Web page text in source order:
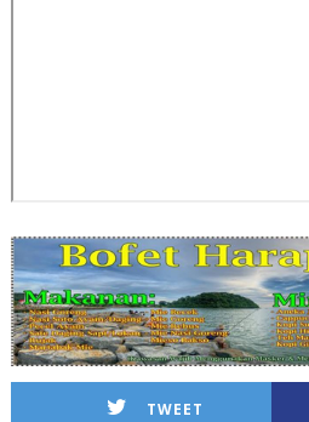
TWEET